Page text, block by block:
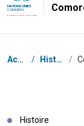
NATIONS UNIES
COMORES
Fil d'Ariane
Accueil / Histoires /
Histoire